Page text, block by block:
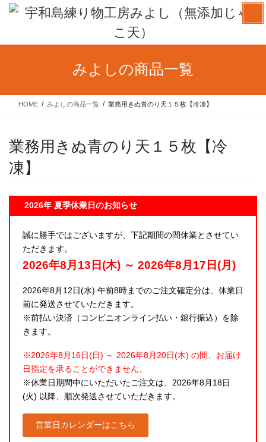
ン
ー
みよしの商品一覧
HOME みよしの商品一覧 業務用きぬ青のり天１５枚【冷凍】
業務用きぬ青のり天１５枚【冷
凍】
2026年 夏季休業日のお知らせ
誠に勝手ではございますが、下記期間の間休業とさせてい
ただきます。
2026年8月13日(木) ～ 2026年8月17日(月)
2026年8月12日(水) 午前8時までのご注文確定分は、休業日
前に発送させていただきます。
※前払い決済（コンビニオンライン払い・銀行振込）を除
きます。
※2026年8月16日(日) ～ 2026年8月20日(木) の間、お届け
日指定を承ることができません。
※休業日期間中にいただいたご注文は、2026年8月18日
(火) 以降、順次発送させていただきます。
営業日カレンダーはこちら